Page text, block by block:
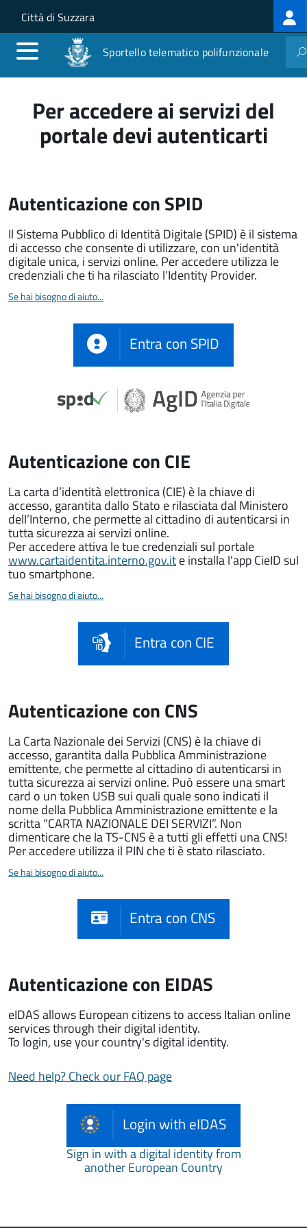
Salta al contenuto principale
Skip to site navigation
Città di Suzzara
Sportello telematico polifunzionale
Per accedere ai servizi del
portale devi autenticarti
Autenticazione con SPID
Il Sistema Pubblico di Identità Digitale (SPID) è il sistema
di accesso che consente di utilizzare, con un'identità
digitale unica, i servizi online. Per accedere utilizza le
credenziali che ti ha rilasciato l’Identity Provider.
Se hai bisogno di aiuto...
Entra con SPID
Autenticazione con CIE
La carta d’identità elettronica (CIE) è la chiave di
accesso, garantita dallo Stato e rilasciata dal Ministero
dell’Interno, che permette al cittadino di autenticarsi in
tutta sicurezza ai servizi online.
Per accedere attiva le tue credenziali sul portale
www.cartaidentita.interno.gov.ite installa l'app CieID sul
tuo smartphone.
Se hai bisogno di aiuto...
Entra con CIE
Autenticazione con CNS
La Carta Nazionale dei Servizi (CNS) è la chiave di
accesso, garantita dalla Pubblica Amministrazione
emittente, che permette al cittadino di autenticarsi in
tutta sicurezza ai servizi online. Può essere una smart
card o un token USB sui quali quale sono indicati il
nome della Pubblica Amministrazione emittente e la
scritta “CARTA NAZIONALE DEI SERVIZI”. Non
dimenticare che la TS-CNS è a tutti gli effetti una CNS!
Per accedere utilizza il PIN che ti è stato rilasciato.
Se hai bisogno di aiuto...
Entra con CNS
Autenticazione con EIDAS
eIDAS allows European citizens to access Italian online
services through their digital identity.
To login, use your country's digital identity.
Need help? Check our FAQ page
Login with eIDAS
Sign in with a digital identity from
another European Country